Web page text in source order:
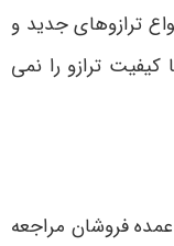
ترازوهای جدید و
کیفیت ترازو را نمی
فروشان مراجعه